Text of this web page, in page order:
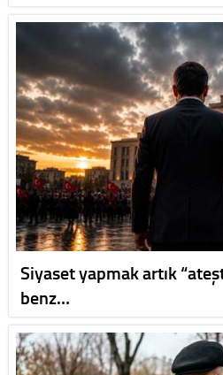
Siyaset yapmak artık
benz…